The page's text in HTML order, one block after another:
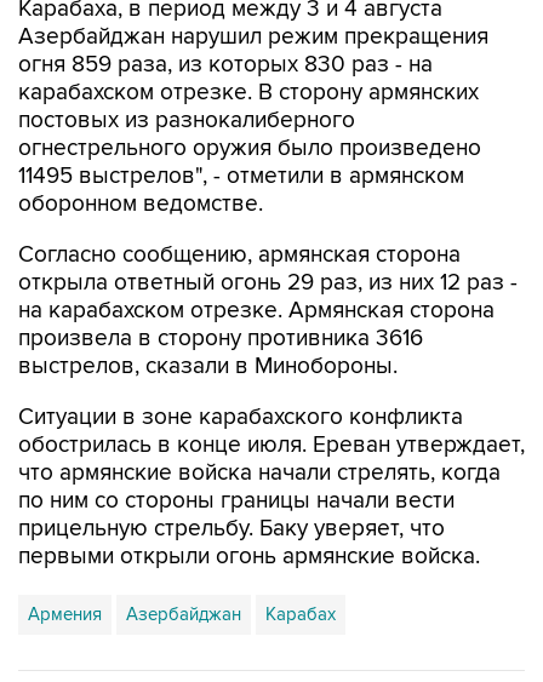
огня 859 раза, из которых 830 раз - на
карабахском отрезке. В сторону армянских
постовых из разнокалиберного
огнестрельного оружия было произведено
11495 выстрелов", - отметили в армянском
оборонном ведомстве.
Согласно сообщению, армянская сторона
на карабахском отрезке. Армянская сторона
произвела в сторону противника 3616
выстрелов, сказали в Минобороны.
Ситуации в зоне карабахского конфликта
что армянские войска начали стрелять, когда
по ним со стороны границы начали вести
прицельную стрельбу. Баку уверяет, что
первыми открыли огонь армянские войска.
Армения Азербайджан Карабах